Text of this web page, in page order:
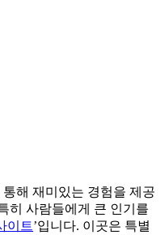
해 재미있는 경험을 제공
히 사람들에게 큰 인기를
이트’입니다. 이곳은 특별